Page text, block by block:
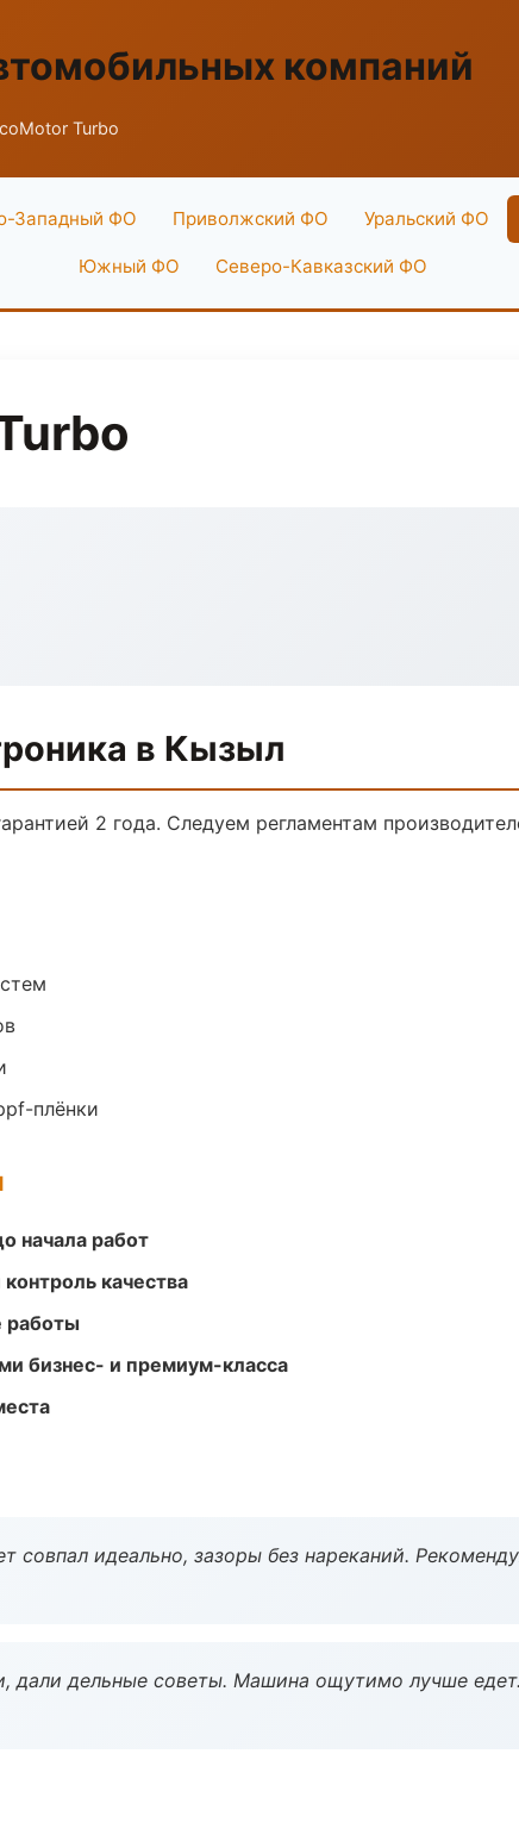
компаний
Turbo
Западный ФО Приволжский ФО Уральский ФО
Южный ФО Северо-Кавказский ФО
в Кызыл
2 года. Следуем регламентам
плёнки
начала работ
качества
работы
бизнес- и премиум-класса
совпал идеально, зазоры без нареканий.
дали дельные советы. Машина ощутимо лучше